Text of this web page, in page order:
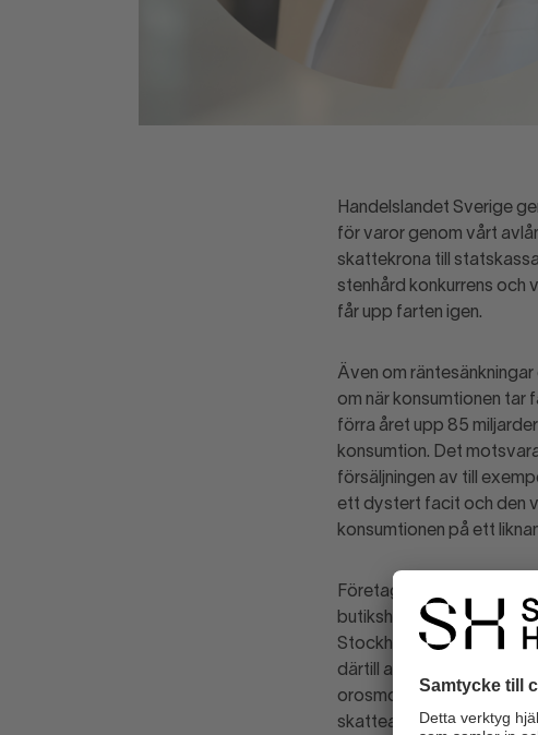
Handelslandet Sverige
för varor genom vårt
skattekrona till
stenhård konkurrens och
får upp farten igen.
Även om
om när konsumtionen tar
förra året upp 85
konsumtion. Det
försäljningen av till
ett dystert facit och den
konsumtionen på ett
Företagen i handeln
butikshyrorna har skenat
Stockholm lägger, smått
därtill att handelns nota
orosmoln, där den redan
skatteanstånd. Dessa